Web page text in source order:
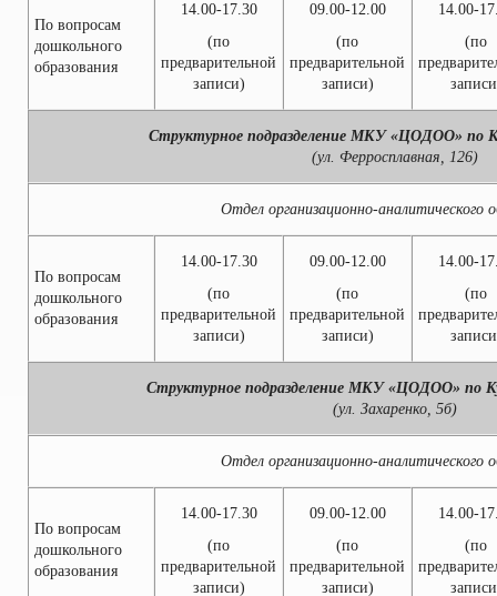
По вопросам
дошкольного
образования
14.00-17.30
(по
предварительной
записи)
09.00-12.00
(по
предварительной
записи)
14.00-
(по
Структурное подразделение МКУ «ЦОДОО» по
(ул. Ферросплавная, 126)
Отдел организационно-аналитического
По вопросам
дошкольного
образования
14.00-17.30
(по
предварительной
записи)
09.00-12.00
(по
предварительной
записи)
14.00-
(по
Структурное подразделение МКУ «ЦОДОО» по
(ул. Захаренко, 5б)
Отдел организационно-аналитического
По вопросам
дошкольного
образования
14.00-17.30
(по
предварительной
записи)
09.00-12.00
(по
предварительной
записи)
14.00-
(по